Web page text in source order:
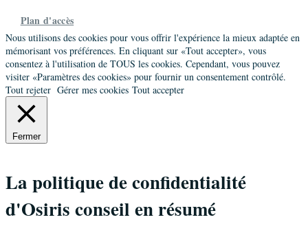
Plan d'accès
Nous utilisons des cookies pour vous offrir l'expérience la mieux adaptée en
mémorisant vos préférences. En cliquant sur «Tout accepter», vous
consentez à l'utilisation de TOUS les cookies. Cependant, vous pouvez
visiter «Paramètres des cookies» pour fournir un consentement contrôlé.
Tout rejeter Gérer mes cookies Tout accepter
Fermer
La politique de confidentialité
d'Osiris conseil en résumé